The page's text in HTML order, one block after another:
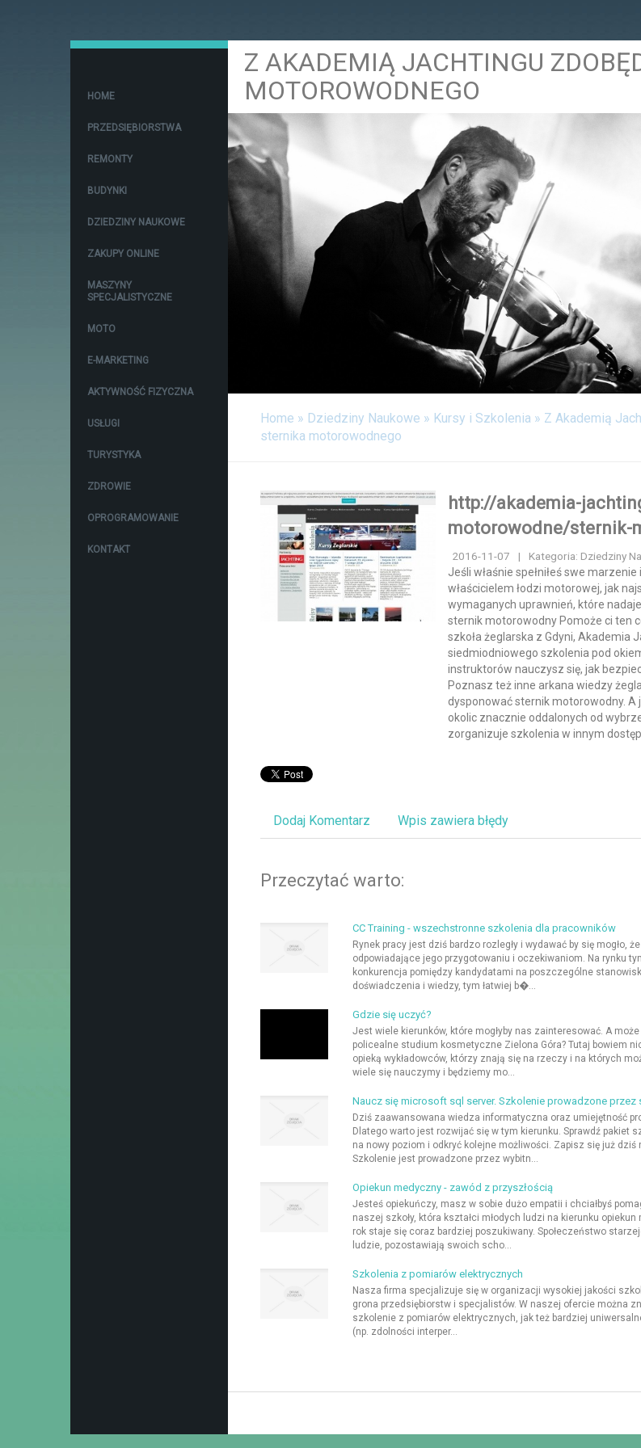
HOME
PRZEDSIĘBIORSTWA
REMONTY
BUDYNKI
DZIEDZINY NAUKOWE
ZAKUPY ONLINE
MASZYNY
SPECJALISTYCZNE
MOTO
E-MARKETING
AKTYWNOŚĆ FIZYCZNA
USŁUGI
TURYSTYKA
ZDROWIE
OPROGRAMOWANIE
KONTAKT
Z AKADEMIĄ JACHTINGU
MOTOROWODNEGO
Home » Dziedziny Naukowe » Kursy i Szkolenia » Z Akademią
sternika motorowodnego
http://akademia-
motorowodne/sternik-
2016-11-07 |
Kategoria: Dziedziny
Jeśli właśnie spełniłeś swe
właścicielem łodzi motorowej, jak
wymaganych uprawnień, które
sternik motorowodny Pomoże ci ten
szkoła żeglarska z Gdyni, Akademia
siedmiodniowego szkolenia pod
instruktorów nauczysz się, jak
Poznasz też inne arkana wiedzy
dysponować sternik motorowodny. A
okolic znacznie oddalonych od
zorganizuje szkolenia w innym
Dodaj Komentarz Wpis zawiera błędy
Przeczytać warto:
CC Training - wszechstronne szkolenia dla pracowników
Rynek pracy jest dziś bardzo rozległy i wydawać by się mogło,
odpowiadające jego przygotowaniu i oczekiwaniom. Na rynku
konkurencja pomiędzy kandydatami na poszczególne
doświadczenia i wiedzy, tym łatwiej b�...
Gdzie się uczyć?
Jest wiele kierunków, które mogłyby nas zainteresować. A
policealne studium kosmetyczne Zielona Góra? Tutaj bowiem
opieką wykładowców, którzy znają się na rzeczy i na których
wiele się nauczymy i będziemy mo...
Naucz się microsoft sql server. Szkolenie prowadzone przez
Dziś zaawansowana wiedza informatyczna oraz umiejętność
Dlatego warto jest rozwijać się w tym kierunku. Sprawdź pakiet
na nowy poziom i odkryć kolejne możliwości. Zapisz się już dziś
Szkolenie jest prowadzone przez wybitn...
Opiekun medyczny - zawód z przyszłością
Jesteś opiekuńczy, masz w sobie dużo empatii i chciałbyś
naszej szkoły, która kształci młodych ludzi na kierunku
rok staje się coraz bardziej poszukiwany. Społeczeństwo
ludzie, pozostawiają swoich scho...
Szkolenia z pomiarów elektrycznych
Nasza firma specjalizuje się w organizacji wysokiej jakości
grona przedsiębiorstw i specjalistów. W naszej ofercie można
szkolenie z pomiarów elektrycznych, jak też bardziej
(np. zdolności interper...